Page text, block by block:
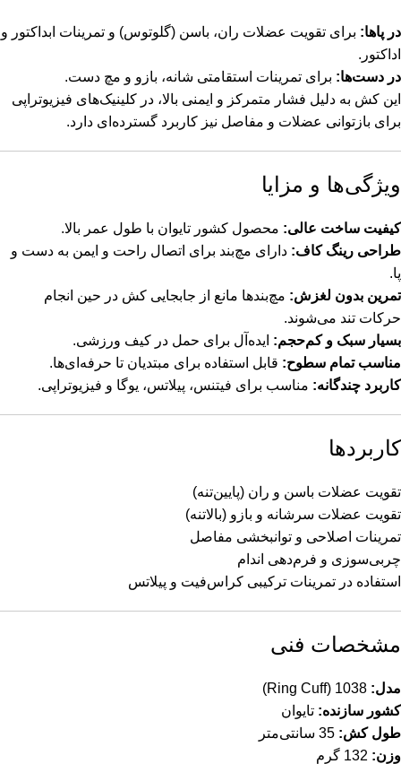
در پاها: برای تقویت عضلات ران، باسن (گلوتوس) و تمرینات ابداکتور و
اداکتور.
در دست‌ها: برای تمرینات استقامتی شانه، بازو و مچ دست.
این کش به دلیل فشار متمرکز و ایمنی بالا، در کلینیک‌های فیزیوتراپی
برای بازتوانی عضلات و مفاصل نیز کاربرد گسترده‌ای دارد.
ویژگی‌ها و مزایا
کیفیت ساخت عالی: محصول کشور تایوان با طول عمر بالا.
طراحی رینگ کاف: دارای مچ‌بند برای اتصال راحت و ایمن به دست و
پا.
تمرین بدون لغزش: مچ‌بندها مانع از جابجایی کش در حین انجام
حرکات تند می‌شوند.
بسیار سبک و کم‌حجم: ایده‌آل برای حمل در کیف ورزشی.
مناسب تمام سطوح: قابل استفاده برای مبتدیان تا حرفه‌ای‌ها.
کاربرد چندگانه: مناسب برای فیتنس، پیلاتس، یوگا و فیزیوتراپی.
کاربردها
تقویت عضلات باسن و ران (پایین‌تنه)
تقویت عضلات سرشانه و بازو (بالاتنه)
تمرینات اصلاحی و توانبخشی مفاصل
چربی‌سوزی و فرم‌دهی اندام
استفاده در تمرینات ترکیبی کراس‌فیت و پیلاتس
مشخصات فنی
مدل:
کشور سازنده: تایوان
طول کش:
وزن: